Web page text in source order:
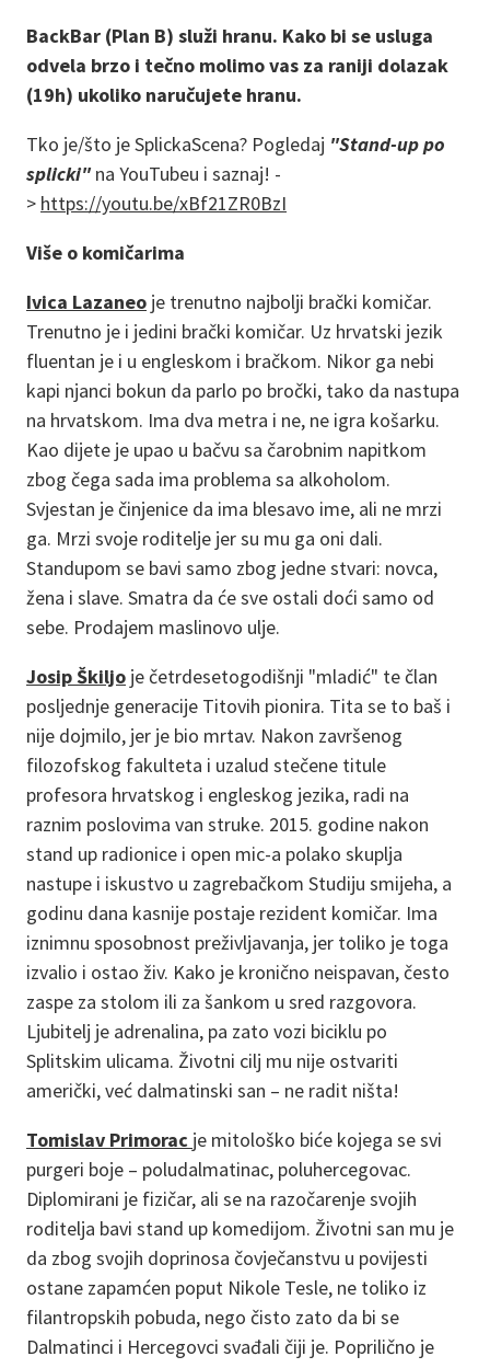
BackBar (Plan B) služi hranu. Kako bi se usluga
odvela brzo i tečno molimo vas za raniji dolazak
(19h) ukoliko naručujete hranu.
Tko je/što je SplickaScena? Pogledaj "Stand-up po
splicki"na YouTubeu i saznaj! -
> https://youtu.be/xBf21ZR0BzI
Više o komičarima
Ivica Lazaneo je trenutno najbolji brački komičar.
Trenutno je i jedini brački komičar. Uz hrvatski jezik
fluentan je i u engleskom i bračkom. Nikor ga nebi
kapi njanci bokun da parlo po bročki, tako da nastupa
na hrvatskom. Ima dva metra i ne, ne igra košarku.
Kao dijete je upao u bačvu sa čarobnim napitkom
zbog čega sada ima problema sa alkoholom.
Svjestan je činjenice da ima blesavo ime, ali ne mrzi
ga. Mrzi svoje roditelje jer su mu ga oni dali.
Standupom se bavi samo zbog jedne stvari: novca,
žena i slave. Smatra da će sve ostali doći samo od
sebe. Prodajem maslinovo ulje.
Josip Škiljo je četrdesetogodišnji "mladić" te član
posljednje generacije Titovih pionira. Tita se to baš i
nije dojmilo, jer je bio mrtav. Nakon završenog
filozofskog fakulteta i uzalud stečene titule
profesora hrvatskog i engleskog jezika, radi na
raznim poslovima van struke. 2015. godine nakon
stand up radionice i open mic-a polako skuplja
nastupe i iskustvo u zagrebačkom Studiju smijeha, a
godinu dana kasnije postaje rezident komičar. Ima
iznimnu sposobnost preživljavanja, jer toliko je toga
izvalio i ostao živ. Kako je kronično neispavan, često
zaspe za stolom ili za šankom u sred razgovora.
Ljubitelj je adrenalina, pa zato vozi biciklu po
Splitskim ulicama. Životni cilj mu nije ostvariti
američki, već dalmatinski san – ne radit ništa!
Tomislav Primorac je mitološko biće kojega se svi
purgeri boje – poludalmatinac, poluhercegovac.
Diplomirani je fizičar, ali se na razočarenje svojih
roditelja bavi stand up komedijom. Životni san mu je
da zbog svojih doprinosa čovječanstvu u povijesti
ostane zapamćen poput Nikole Tesle, ne toliko iz
filantropskih pobuda, nego čisto zato da bi se
Dalmatinci i Hercegovci svađali čiji je. Poprilično je